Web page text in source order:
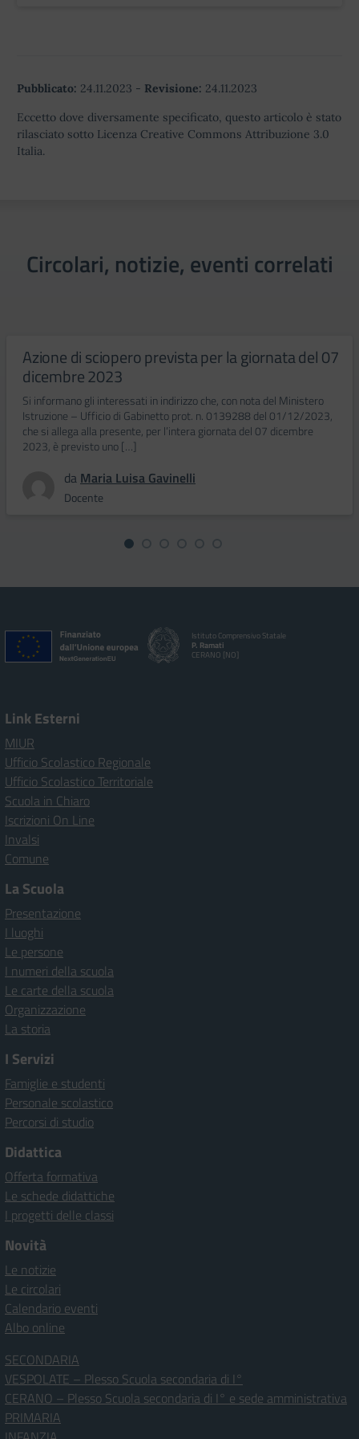
Pubblicato: 24.11.2023 - Revisione: 24.11.2023
Eccetto dove diversamente specificato, questo articolo è stato
rilasciato sotto Licenza Creative Commons Attribuzione 3.0
Italia.
Circolari, notizie, eventi correlati
Azione di sciopero prevista per la giornata del 07
dicembre 2023
Si informano gli interessati in indirizzo che, con nota del Ministero
Istruzione – Ufficio di Gabinetto prot. n. 0139288 del 01/12/2023,
che si allega alla presente, per l’intera giornata del 07 dicembre
2023, è previsto uno […]
da Maria Luisa Gavinelli
Docente
Istituto Comprensivo Statale
P. Ramati
CERANO [NO]
Link Esterni
MIUR
Ufficio Scolastico Regionale
Ufficio Scolastico Territoriale
Scuola in Chiaro
Iscrizioni On Line
Invalsi
Comune
La Scuola
Presentazione
I luoghi
Le persone
I numeri della scuola
Le carte della scuola
Organizzazione
La storia
I Servizi
Famiglie e studenti
Personale scolastico
Percorsi di studio
Didattica
Offerta formativa
Le schede didattiche
I progetti delle classi
Novità
Le notizie
Le circolari
Calendario eventi
Albo online
SECONDARIA
VESPOLATE – Plesso Scuola secondaria di I°
CERANO – Plesso Scuola secondaria di I° e sede amministrativa
PRIMARIA